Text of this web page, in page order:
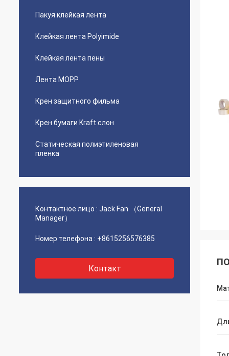
Пакуя клейкая лента
Клейкая лента Polyimide
Клейкая лента пены
Лента MOPP
Крен защитного фильма
Крен бумаги Kraft слон
Статическая полиэтиленовая
пленка
Контактное лицо : Jack Fan （General
Manager）
Номер телефона : +8615256576385
Контакт